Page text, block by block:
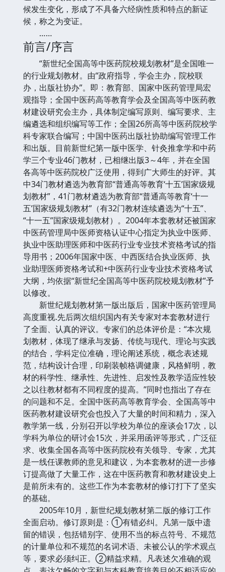
候发生变化，形成了不具备六经病性质和特点的新证
候，称之为变证。
……
前言/序言
“新世纪全国高等中医药院校规划教材”是全国唯一
的行业规划教材。由“政府指导，学会主办，院校联
办，出版社协办”。即：教育部、国家中医药管理局宏
观指导；全国中医药高等教育学会及全国高等中医药教
材建设研究会主办，具体制定编写原则、编写要求、主
编遴选和组织编写等工作；全国26所高等中医药院校学
科专家联合编写；中国中医药出版社协助编写管理工作
和出版。目前新世纪第一版中医学、针灸推拿学和中药
学三个专业46门教材，已相继出版3～4年，并在全国
各高等中医药院校广泛使用，得到广大师生的好评。其
中34门教材遴选为教育部“普通高等教育‘十五’国家级规
划教材”，41门教材遴选为教育部“普通高等教育‘十一
五’国家级规划教材”（有32门教材连续遴选为“十五”、
“十一五”国家级规划教材）。2004年本套教材还被国家
中医药管理局中医师资格认证中心指定为执业中医师、
执业中医助理医师和中医药行业专业技术资格考试的指
导用书；2006年国家中医、中西医结合执业医师、执
业助理医师资格考试和+中医药行业专业技术资格考试
大纲，均依据“新世纪全国高等中医药院校规划教材”予
以修改。
新世纪规划教材第一版出版后，国家中医药管理局
高度重视.先后两次组织国内有关专家对本套教材进行
了全面、认真的评议。专家们的总体评价是：“本次规
划教材，体现了继承与发扬、传统与现代、理论与实践
的结合，学科定位准确，理论阐述系统，概念表述规
范，结构设计合理，印刷装帧格调健康，风格鲜明，教
材的科学性、继承性、先进性、启发性及教学适应性较
之以往教材都有不同程度的提高。”同时也指出了存在
的问题和不足。全国中医药高等教育学会、全国高等中
医药教材建设研究会也投入了大量的时间和精力，深入
教学第一线，分别召开以学校为单位的座谈会17次，以
学科为单位的研讨会15次，并采用函评等形式，广泛征
求、收集全国各高等中医药院校有关领导、专家，尤其
是一线任课教师的意见和建议，为本套教材的进一步修
订提高做了大量工作，这在中医药教育和教材建设史上
是前所未有的。这些工作为本套教材的修订打下了坚实
的基础。
2005年10月，新世纪规划教材第二版的修订工作
全面启动。修订原则是：①有错必纠。凡第一版中遗
留的错误，包括错别字、使用不当的标点符号、不规范
的计量单位和不规范的名词术语、未被公认的学术观点
等，要求必须纠正。②精益求精。凡表述欠准确的观